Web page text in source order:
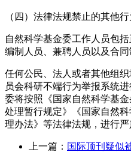
（四）法律法规禁止的其他行
自然科学基金委工作人员包
编制人员、兼聘人员以及合同
任何公民、法人或者其他组
员会科研不端行为举报系统
委将按照《国家自然科学基
处理暂行规定》《国家自然
理办法》等法律法规，进行严
上一篇： 国际顶刊疑似